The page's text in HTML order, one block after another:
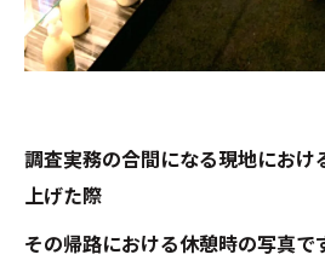
調査実務の合間になる現地におけ
上げた際
その帰路における休憩時の写真で